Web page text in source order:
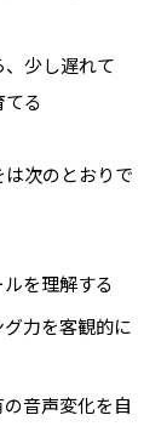
少し遅れて
る
次のとおりで
を理解する
力を客観的に
音声変化を自